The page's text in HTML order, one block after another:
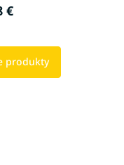
€
produkty